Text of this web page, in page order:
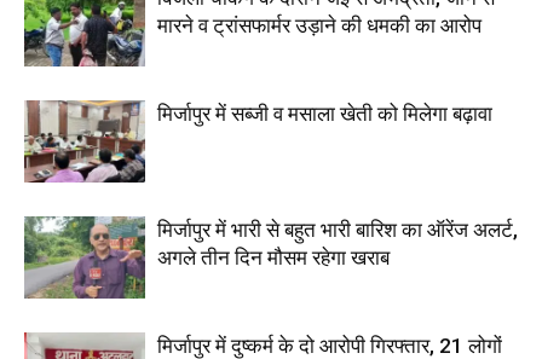
मारने व ट्रांसफार्मर उड़ाने की धमकी का आरोप
मिर्जापुर में सब्जी व मसाला खेती को मिलेगा बढ़ावा
मिर्जापुर में भारी से बहुत भारी बारिश का ऑरेंज अलर्ट,
अगले तीन दिन मौसम रहेगा खराब
मिर्जापुर में दुष्कर्म के दो आरोपी गिरफ्तार, 21 लोगों